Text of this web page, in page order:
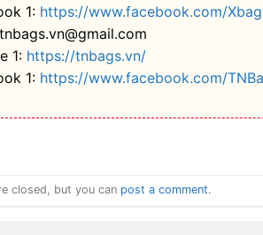
1: https://www.facebook.com/
1: https://tnbags.vn/
1: https://www.facebook.com/
closed, but you can post a comment.